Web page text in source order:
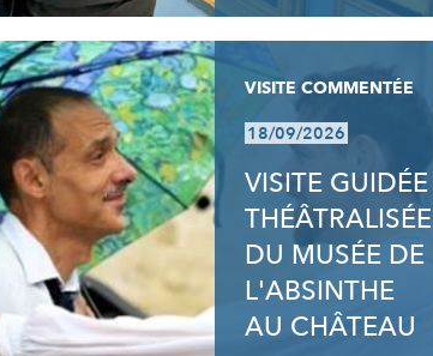
VISITE COMMENTÉE
18/09/2026
VISITE GUIDÉE
THÉÂTRALISÉE
DU MUSÉE DE
L'ABSINTHE
AU CHÂTEAU